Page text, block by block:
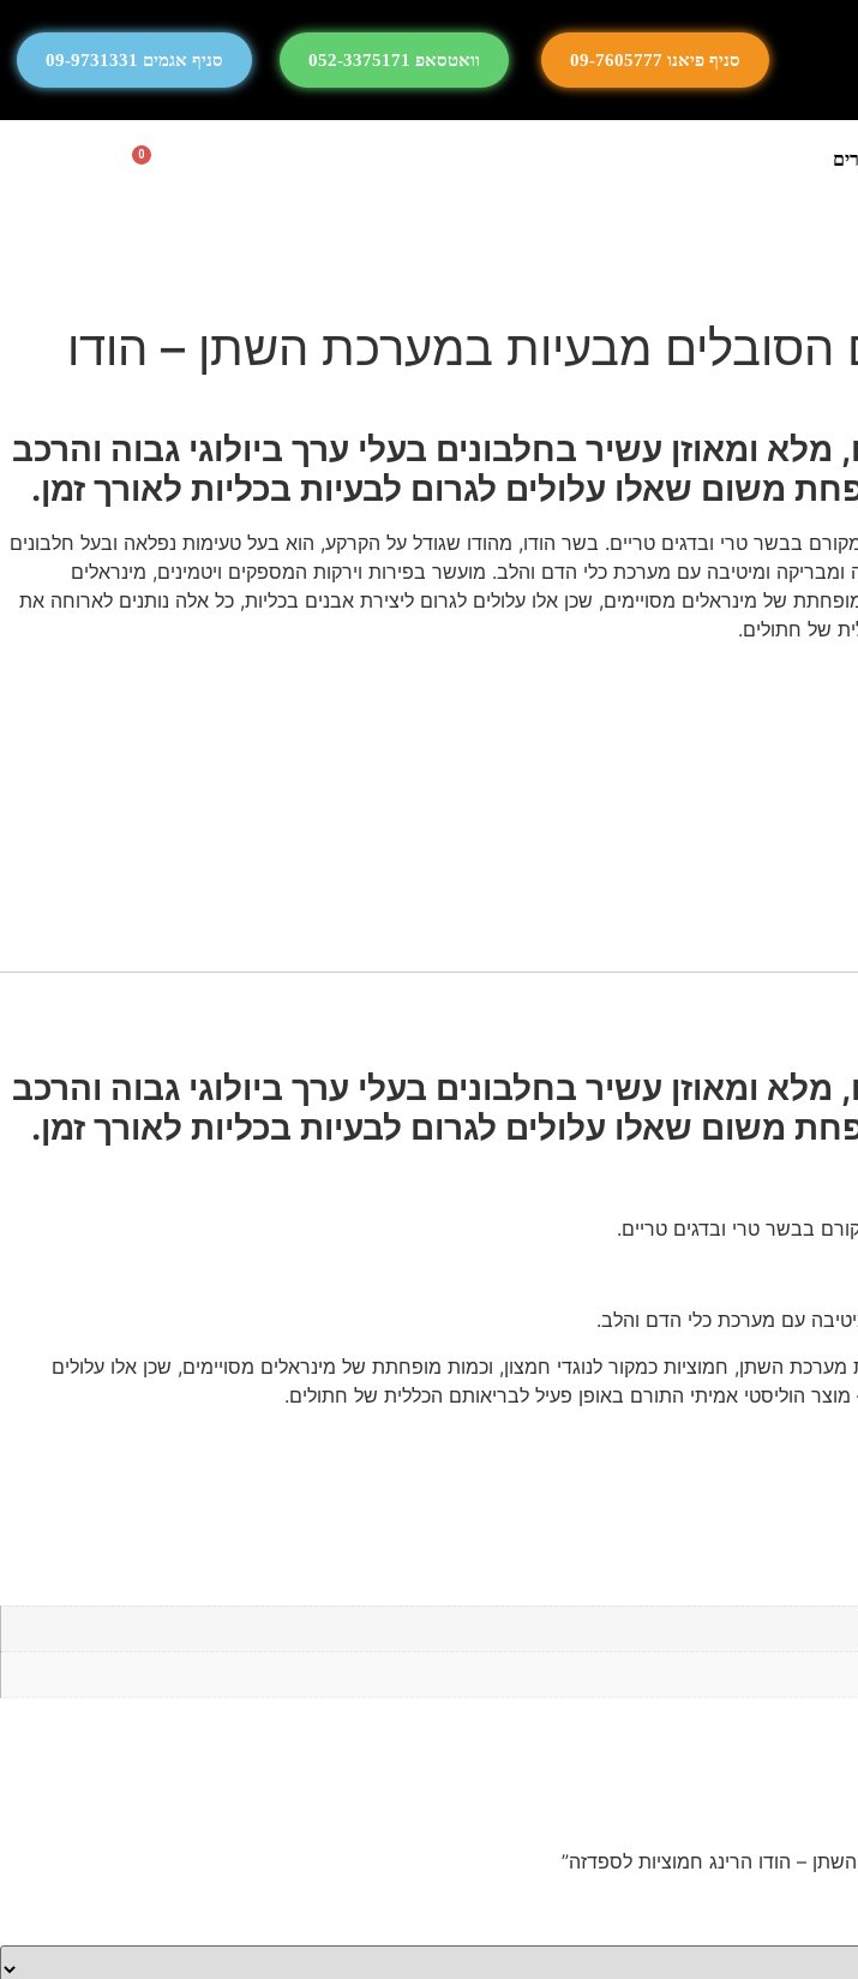
סניף פיאנו 09-7605777 וואטסאפ 052-3375171 סניף אגמים 09-9731331
0
הסובלים מבעיות במערכת השתן – הודו
מלא ומאוזן עשיר בחלבונים בעלי ערך ביולוגי גבוה והרכב
משום שאלו עלולים לגרום לבעיות בכליות לאורך זמן.
בבשר טרי ובדגים טריים. בשר הודו, מהודו שגודל על הקרקע, הוא בעל טעימות נפלאה ובעל חלבונים
חלבונים מלאים והוא עשיר בחומצות שומן אומגה 3 ולפרווה סמיכה ומבריקה ומיטיבה עם מערכת כלי הדם והלב. מועשר בפירות וירקות המספקים ויטמינים, מינראלים
של מינראלים מסויימים, שכן אלו עלולים לגרום ליצירת אבנים בכליות, כל אלה נותנים לארוחה את
של חתולים.
מלא ומאוזן עשיר בחלבונים בעלי ערך ביולוגי גבוה והרכב
משום שאלו עלולים לגרום לבעיות בכליות לאורך זמן.
בבשר טרי ובדגים טריים.
השתן, חמוציות כמקור לנוגדי חמצון, וכמות מופחתת של מינראלים מסויימים, שכן אלו עלולים
הוליסטי אמיתי התורם באופן פעיל לבריאותם הכללית של חתולים.
– הודו הרינג חמוציות לספדזה”